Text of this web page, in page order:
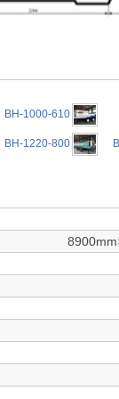
BH-1000-610
BH-1220-800